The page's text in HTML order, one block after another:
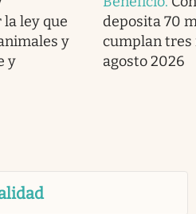
ley que
y
y
deposita 70
cumplan tres
agosto 2026